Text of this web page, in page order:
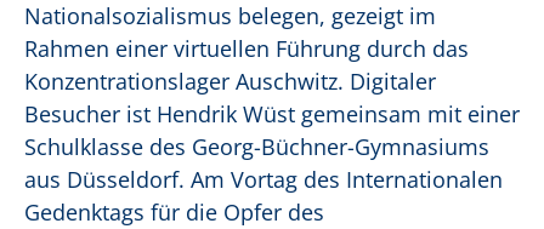
Nationalsozialismus belegen, gezeigt im
Rahmen einer virtuellen Führung durch das
Konzentrationslager Auschwitz. Digitaler
Besucher ist Hendrik Wüst gemeinsam mit einer
Schulklasse des Georg-Büchner-Gymnasiums
aus Düsseldorf. Am Vortag des Internationalen
Gedenktags für die Opfer des